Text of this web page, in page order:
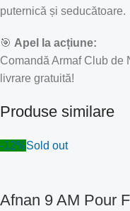
puternică și seducătoare.
🎯 Apel la acțiune:
Comandă Armaf Club de
livrare gratuită!
Produse similare
-12%Sold out
Afnan 9 AM Pour